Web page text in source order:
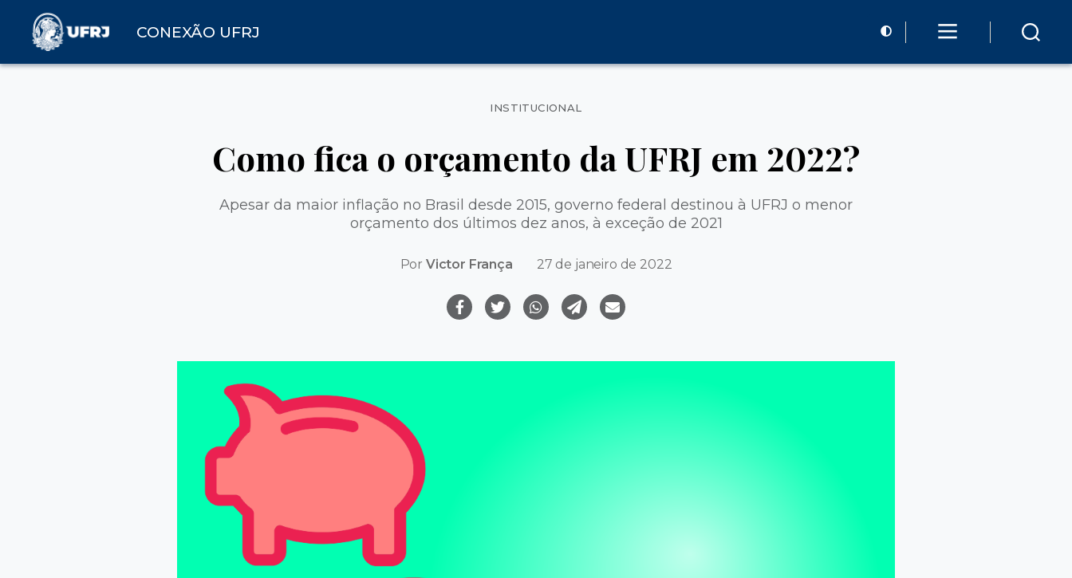
CONEXÃO UFRJ
Categorias
INSTITUCIONAL
Como fica o orçamento da UFRJ em 2022?
Apesar da maior inflação no Brasil desde 2015, governo federal destinou à UFRJ o menor
orçamento dos últimos dez anos, à exceção de 2021
Por Victor França 27 de janeiro de 2022